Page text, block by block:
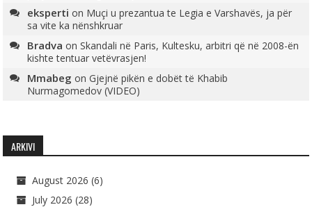
eksperti on Muçi u prezantua te Legia e Varshavës, ja për
sa vite ka nënshkruar
Bradva onSkandali në Paris, Kultesku, arbitri që në 2008-ën
kishte tentuar vetëvrasjen!
Mmabeg onGjejnë pikën e dobët të Khabib
Nurmagomedov (VIDEO)
ARKIVI
August 2026 (6)
July 2026 (28)